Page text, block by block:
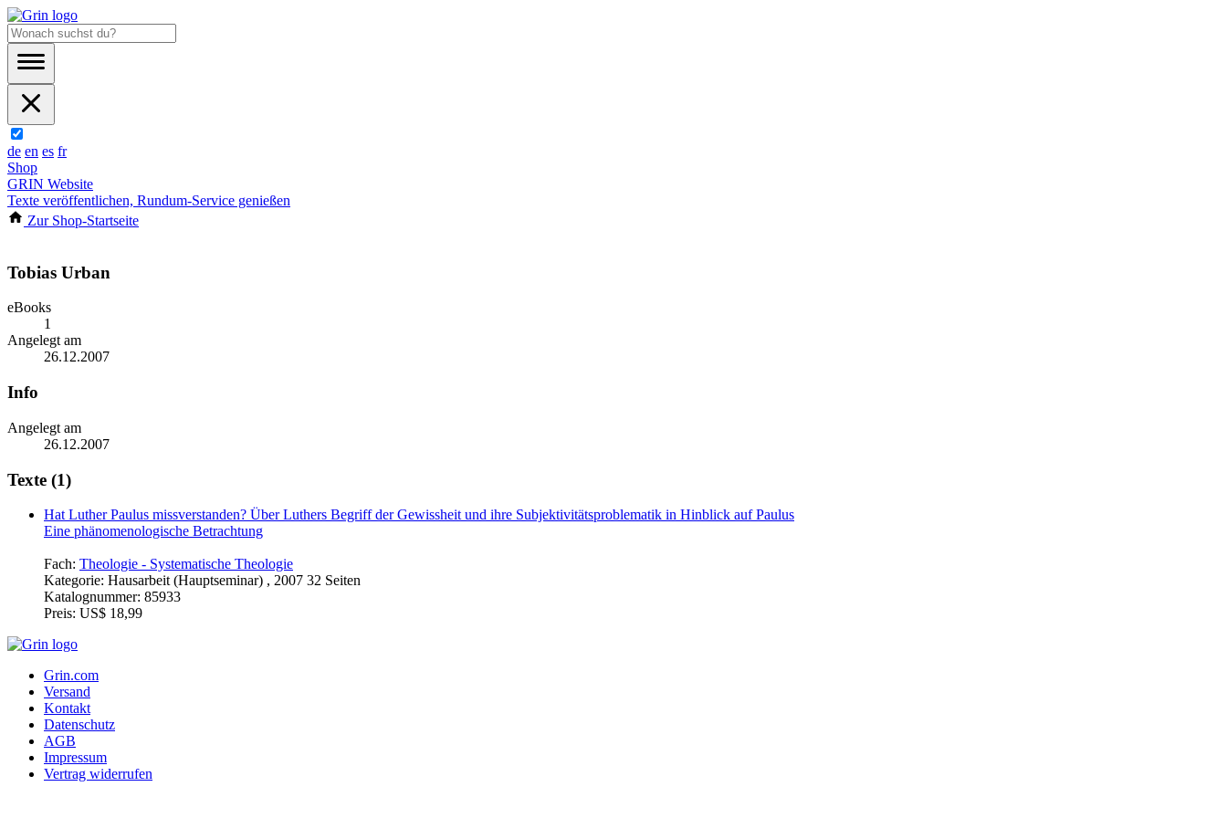
de en es fr
Shop
GRIN Website
Texte veröffentlichen, Rundum-Service genießen
Zur Shop-Startseite
Tobias Urban
eBooks
1
Angelegt am
26.12.2007
Info
Angelegt am
26.12.2007
Texte (1)
Hat Luther Paulus missverstanden? Über Luthers Begriff der Gewissheit und ihre Subjektivitätsproblematik in Hinblick auf Paulus
Eine phänomenologische Betrachtung
Fach: Theologie - Systematische Theologie
Kategorie: Hausarbeit (Hauptseminar) , 2007 32 Seiten
Katalognummer: 85933
Preis: US$ 18,99
Grin.com
Versand
Kontakt
Datenschutz
AGB
Impressum
Vertrag widerrufen